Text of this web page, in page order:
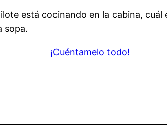
está cocinando en la cabina,
sopa.
¡Cuéntamelo todo!